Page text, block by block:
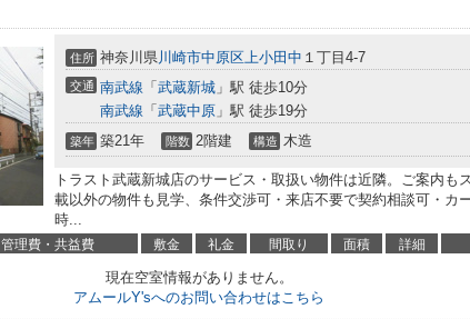
住所 神奈川県川崎市中原区上小田中 １丁目4-7
交通 南武線 「 武蔵新城 」駅 徒歩10分
南武線 「 武蔵中原 」駅 徒歩19分
築年 築21年 階数 2階建 構造 木造
トラスト武蔵新城店のサービス・取扱い物件は近隣。ご案内も
載以外の物件も見学、条件交渉可・来店不要で契約相談可・カ
時...
管理費・共益費 敷金 礼金 間取り 面積 詳細
現在空室情報がありません。
アムールY'sへのお問い合わせはこちら